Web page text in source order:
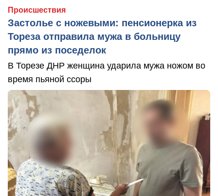
Происшествия
Застолье с ножевыми: пенсионерка из
Тореза отправила мужа в больницу
прямо из поседелок
В Торезе ДНР женщина ударила мужа ножом во
время пьяной ссоры